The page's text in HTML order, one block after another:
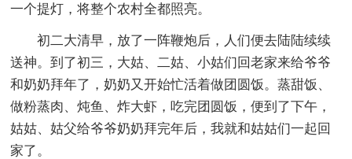
一个提灯，将整个农村全都照亮。
初二大清早，放了一阵鞭炮后，人们便去陆陆续续
送神。到了初三，大姑、二姑、小姑们回老家来给爷爷
和奶奶拜年了，奶奶又开始忙活着做团圆饭。蒸甜饭、
做粉蒸肉、炖鱼、炸大虾，吃完团圆饭，便到了下午，
姑姑、姑父给爷爷奶奶拜完年后，我就和姑姑们一起回
家了。